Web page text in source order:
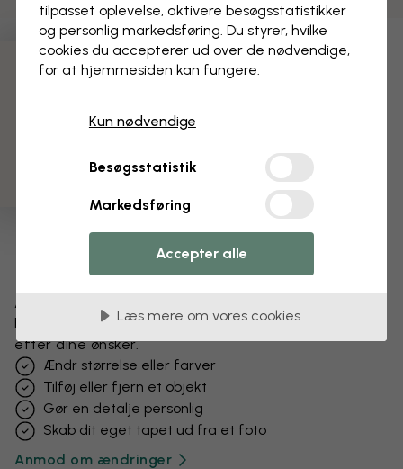
Ændr dit tapet
Få et unikt look – vores designteam tilpasser motivet
efter dine ønsker.
Ændr størrelse eller farver
Tilføj eller fjern et objekt
Gør en detalje personlig
Skab dit eget tapet ud fra et foto
Anmod om ændringer
tilpasset oplevelse, aktivere besøgs­statistikker
og personlig markedsføring. Du styrer, hvilke
cookies du accepterer ud over de nødvendige,
for at hjemmesiden kan fungere.
Kun nødvendige
Besøgsstatistik
Markedsføring
Accepter alle
Læs mere om vores cookies